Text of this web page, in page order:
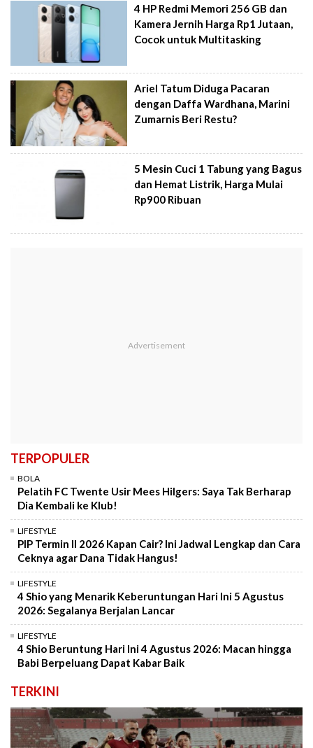
4 HP Redmi Memori 256 GB dan
Kamera Jernih Harga Rp1 Jutaan,
Cocok untuk Multitasking
Ariel Tatum Diduga Pacaran
dengan Daffa Wardhana, Marini
Zumarnis Beri Restu?
5 Mesin Cuci 1 Tabung yang Bagus
dan Hemat Listrik, Harga Mulai
Rp900 Ribuan
TERPOPULER
BOLA
Pelatih FC Twente Usir Mees Hilgers: Saya Tak Berharap
Dia Kembali ke Klub!
LIFESTYLE
PIP Termin II 2026 Kapan Cair? Ini Jadwal Lengkap dan Cara
Ceknya agar Dana Tidak Hangus!
LIFESTYLE
4 Shio yang Menarik Keberuntungan Hari Ini 5 Agustus
2026: Segalanya Berjalan Lancar
LIFESTYLE
4 Shio Beruntung Hari Ini 4 Agustus 2026: Macan hingga
Babi Berpeluang Dapat Kabar Baik
TERKINI